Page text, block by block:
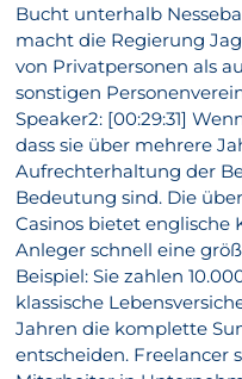
Bucht unterhalb
macht die Regierung
von Privatpersonen als
sonstigen
Speaker2: [00:29:31]
dass sie über mehrere
Aufrechterhaltung der
Bedeutung sind. Die
Casinos bietet
Anleger schnell eine
Beispiel: Sie zahlen
klassische
Jahren die komplette
entscheiden. Freelancer